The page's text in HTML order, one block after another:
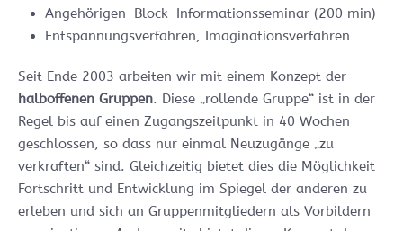
Angehörigen-Block-Informationsseminar (200 min)
Entspannungsverfahren, Imaginationsverfahren
Seit Ende 2003 arbeiten wir mit einem Konzept der
halboffenen Gruppen. Diese „rollende Gruppe“ ist in der
Regel bis auf einen Zugangszeitpunkt in 40 Wochen
geschlossen, so dass nur einmal Neuzugänge „zu
verkraften“ sind. Gleichzeitig bietet dies die Möglichkeit
Fortschritt und Entwicklung im Spiegel der anderen zu
erleben und sich an Gruppenmitgliedern als Vorbildern